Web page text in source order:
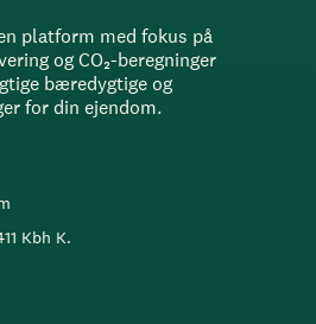
platform med fokus på
og CO₂-beregninger
bæredygtige og
for din ejendom.
Kbh K.